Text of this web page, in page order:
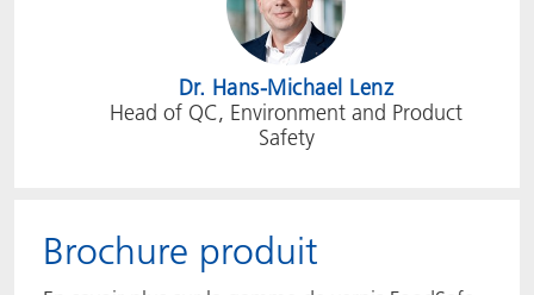
Dr. Hans-Michael Lenz
Head of QC, Environment and Product
Safety
Brochure produit